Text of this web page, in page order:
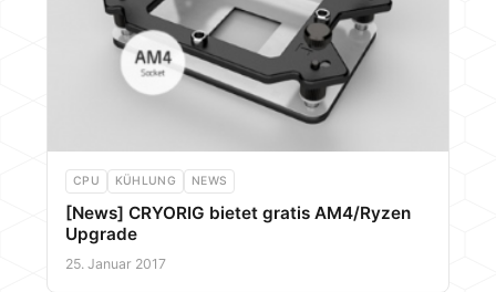
CPU KÜHLUNG NEWS
[News] CRYORIG bietet gratis AM4/Ryzen
Upgrade
25. Januar 2017